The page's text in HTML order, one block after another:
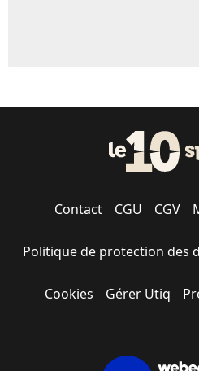
Contact CGU CGV
Politique de protection des
Cookies Gérer Utiq